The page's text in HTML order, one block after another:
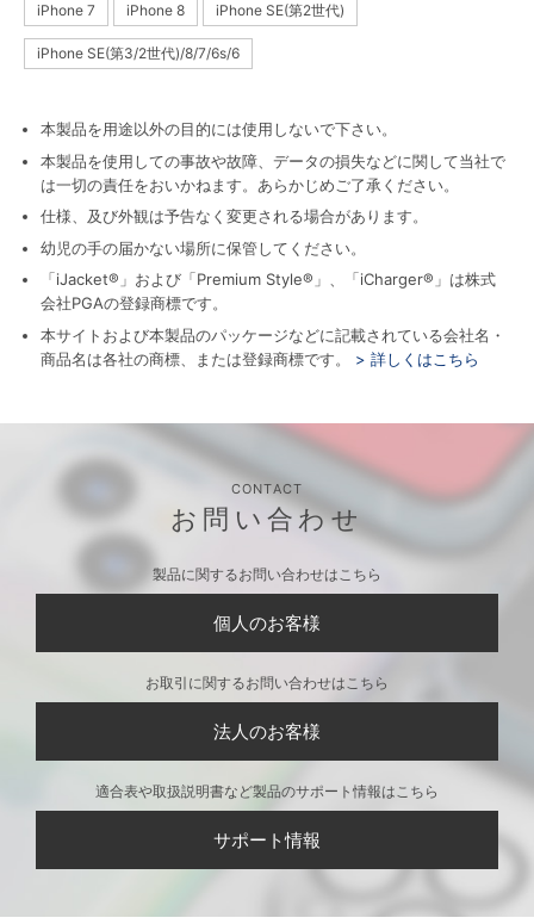
iPhone 7 iPhone 8 iPhone SE(第2世代)
iPhone SE(第3/2世代)/8/7/6s/6
本製品を用途以外の目的には使用しないで下さい。
本製品を使用しての事故や故障、データの損失などに関して当社で
は一切の責任をおいかねます。あらかじめご了承ください。
仕様、及び外観は予告なく変更される場合があります。
幼児の手の届かない場所に保管してください。
「iJacket®」および「Premium Style®」、「iCharger®」は株式
会社PGAの登録商標です。
本サイトおよび本製品のパッケージなどに記載されている会社名・
商品名は各社の商標、または登録商標です。
> 詳しくはこちら
CONTACT
お問い合わせ
製品に関するお問い合わせはこちら
個人のお客様
お取引に関するお問い合わせはこちら
法人のお客様
適合表や取扱説明書など製品のサポート情報はこちら
サポート情報